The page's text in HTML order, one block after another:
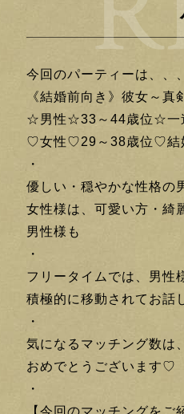
今回のパーティーは、、、
《結婚前向き》彼女～真
☆男性☆33～44歳位☆一
♡女性♡29～38歳位♡結
・
優しい・穏やかな性格の
女性様は、可愛い方・綺
男性様も
・
フリータイムでは、男性
積極的に移動されてお話
・
気になるマッチング数は
おめでとうございます♡
・
【今回のマッチングをご